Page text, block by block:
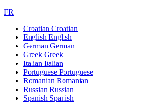
FR
Croatian Croatian
English English
German German
Greek Greek
Italian Italian
Portuguese Portuguese
Romanian Romanian
Russian Russian
Spanish Spanish